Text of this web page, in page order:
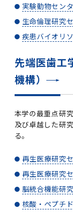
実験動物セン
生命倫理研究
疾患バイオリ
先端医歯工
機構）
本学の最重点研
及び卓越した研
る。
再生医療研究
再生医療研究
脳統合機能研
核酸・ペプチ